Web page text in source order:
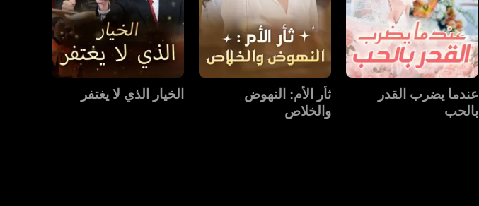
عندما يضرب القدر
بالحب
ثأر الأم: النهوض
والخلاص
الخيار الذي لا يغتفر